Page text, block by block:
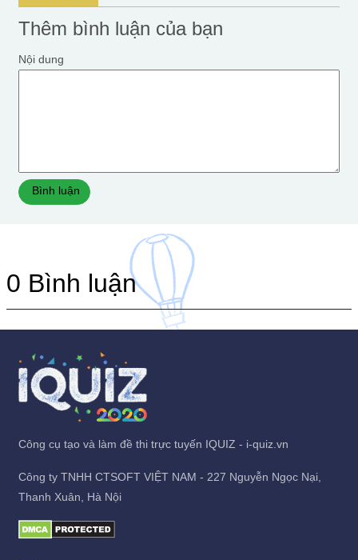
Thêm bình luận của bạn
Nội dung
Bình luận
0 Bình luận
Công cụ tạo và làm đề thi trực tuyến IQUIZ - i-quiz.vn
Công ty TNHH CTSOFT VIỆT NAM - 227 Nguyễn Ngọc Nại,
Thanh Xuân, Hà Nội